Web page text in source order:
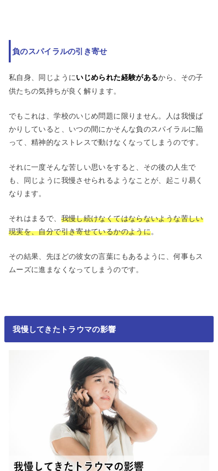
負のスパイラルの引き寄せ
私自身、同じようにいじめられた経験があるから、その子
供たちの気持ちが良く解ります。
でもこれは、学校のいじめ問題に限りません。人は我慢ば
かりしていると、いつの間にかそんな負のスパイラルに陥
って、精神的なストレスで動けなくなってしまうのです。
それに一度そんな苦しい思いをすると、その後の人生で
も、同じように我慢させられるようなことが、起こり易く
なります。
それはまるで、 我慢し続けなくてはならないような苦しい
現実を、自分で引き寄せているかのように。
その結果、先ほどの彼女の言葉にもあるように、何事もス
ムーズに進まなくなってしまうのです。
我慢してきたトラウマの影響